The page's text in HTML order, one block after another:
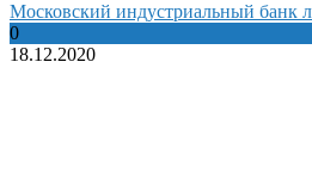
Московский индустриальный банк
0
18.12.2020